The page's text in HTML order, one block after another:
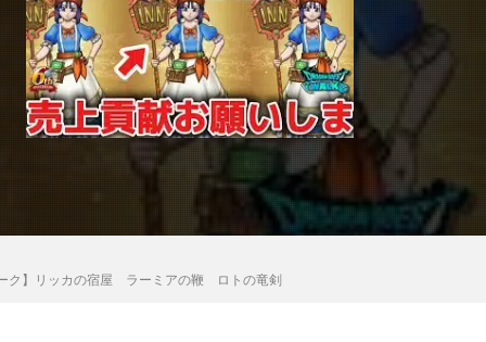
ク】リッカの宿屋 ラーミアの鞭 ロトの竜剣